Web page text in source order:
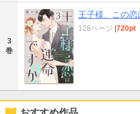
3
巻
王子様、この
128ページ |720pt